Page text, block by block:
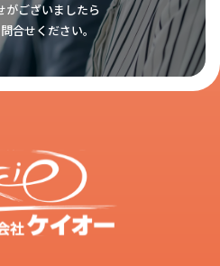
がございましたら
合せください。